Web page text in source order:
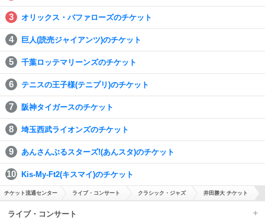
オリックス・バファローズのチケット
巨人(読売ジャイアンツ)のチケット
千葉ロッテマリーンズのチケット
テニスの王子様(テニプリ)のチケット
阪神タイガースのチケット
埼玉西武ライオンズのチケット
あんさんぶるスターズ!(あんスタ)のチケット
Kis-My-Ft2(キスマイ)のチケット
チケット流通センター ライブ・コンサート クラシック・ジャズ 井田勝大 チケット
ライブ・コンサート